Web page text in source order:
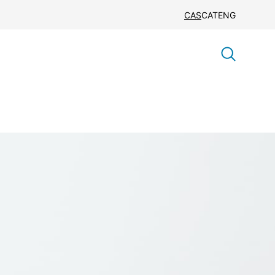
CASCATENG